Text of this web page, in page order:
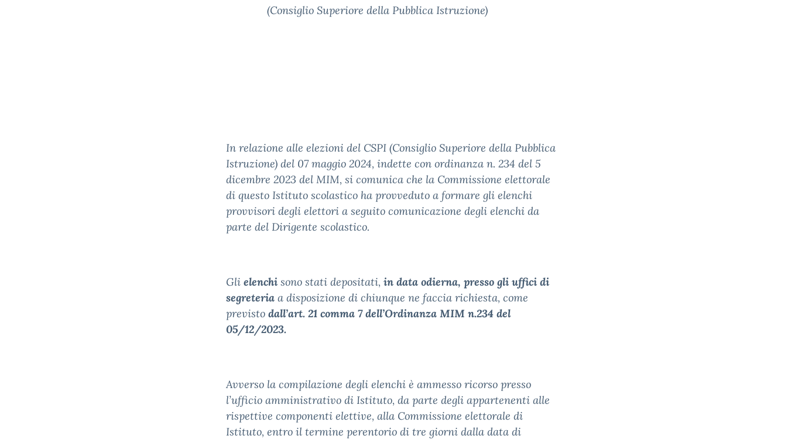
(Consiglio Superiore della Pubblica Istruzione)
In relazione alle elezioni del CSPI (Consiglio Superiore della Pubblica
Istruzione) del 07 maggio 2024, indette con ordinanza n. 234 del 5
dicembre 2023 del MIM, si comunica che la Commissione elettorale
di questo Istituto scolastico ha provveduto a formare gli elenchi
provvisori degli elettori a seguito comunicazione degli elenchi da
parte del Dirigente scolastico.
Gli elenchi sono stati depositati, in data odierna, presso gli uffici di
segreteria a disposizione di chiunque ne faccia richiesta, come
previsto dall’art. 21 comma 7 dell’Ordinanza MIM n.234 del
05/12/2023.
Avverso la compilazione degli elenchi è ammesso ricorso presso
l’ufficio amministrativo di Istituto, da parte degli appartenenti alle
rispettive componenti elettive, alla Commissione elettorale di
Istituto, entro il termine perentorio di tre giorni dalla data di